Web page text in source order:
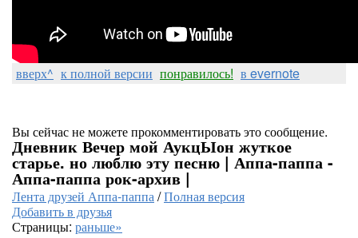
вверх^ к полной версии понравилось! в evernote
Вы сейчас не можете прокомментировать это сообщение.
Дневник Вечер мой АукцЫон жуткое
старье. но люблю эту песню | Аппа-паппа -
Аппа-паппа рок-архив |
Лента друзей Аппа-паппа/Полная версия
Добавить в друзья
Страницы: раньше»